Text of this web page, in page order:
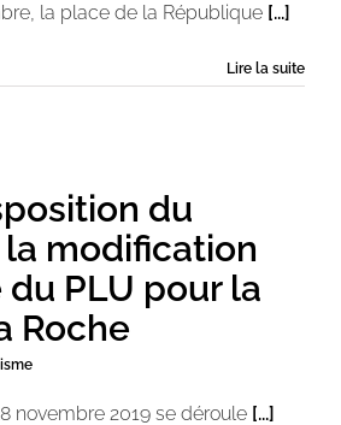
la place de la République [...]
Lire la suite
du
modification
PLU pour la
Roche
novembre 2019 se déroule [...]